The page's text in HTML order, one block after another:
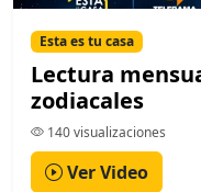
Esta es tu casa
Lectura
zodiacales
140 visualizaciones
Ver Video